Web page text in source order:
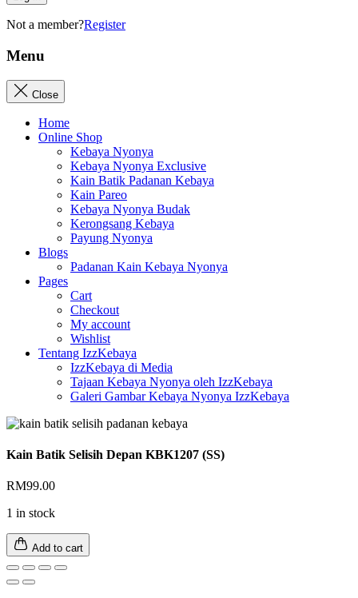
Not a member?Register
Menu
Close
Home
Online Shop
Kebaya Nyonya
Kebaya Nyonya Exclusive
Kain Batik Padanan Kebaya
Kain Pareo
Kebaya Nyonya Budak
Kerongsang Kebaya
Payung Nyonya
Blogs
Padanan Kain Kebaya Nyonya
Pages
Cart
Checkout
My account
Wishlist
Tentang IzzKebaya
IzzKebaya di Media
Tajaan Kebaya Nyonya oleh IzzKebaya
Galeri Gambar Kebaya Nyonya IzzKebaya
Kain Batik Selisih Depan KBK1207 (SS)
RM99.00
1 in stock
Add to cart